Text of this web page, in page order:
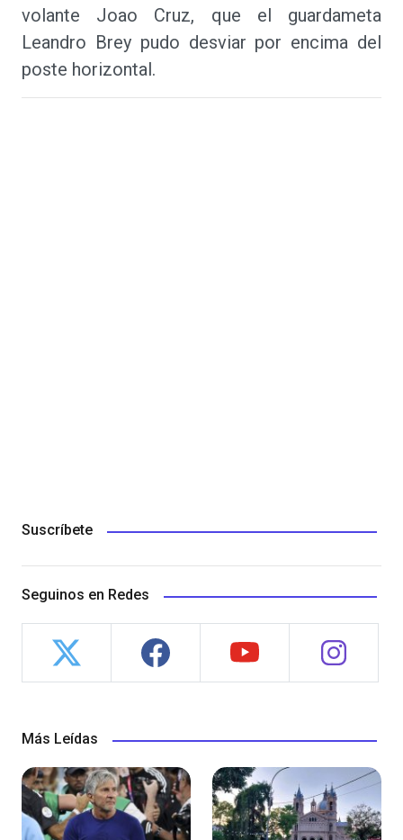
volante Joao Cruz, que el guardameta
Leandro Brey pudo desviar por encima del
poste horizontal.
Suscríbete
Seguinos en Redes
Más Leídas